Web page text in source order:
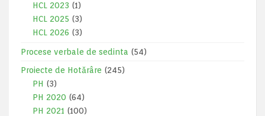
HCL 2023 (1)
HCL 2025 (3)
HCL 2026 (3)
Procese verbale de sedinta (54)
Proiecte de Hotărâre (245)
PH (3)
PH 2020 (64)
PH 2021 (100)